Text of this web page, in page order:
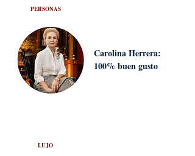
PERSONAS
Carolina Herrera:
100% buen gusto
LUJO